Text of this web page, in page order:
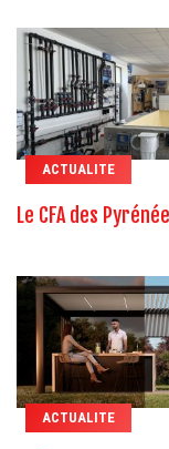
ACTUALITE
Le CFA des
ACTUALITE